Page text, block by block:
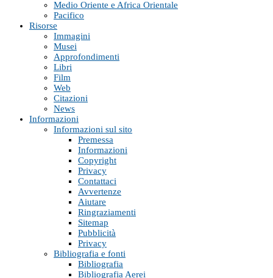
Medio Oriente e Africa Orientale
Pacifico
Risorse
Immagini
Musei
Approfondimenti
Libri
Film
Web
Citazioni
News
Informazioni
Informazioni sul sito
Premessa
Informazioni
Copyright
Privacy
Contattaci
Avvertenze
Aiutare
Ringraziamenti
Sitemap
Pubblicità
Privacy
Bibliografia e fonti
Bibliografia
Bibliografia Aerei